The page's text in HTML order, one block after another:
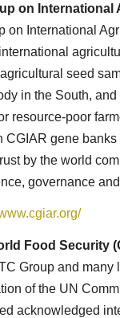
on International
on International
seed
in the South,
resource-poor
CGIAR gene
by the world
governance
Food Security
Group and
of the UN
acknowledged